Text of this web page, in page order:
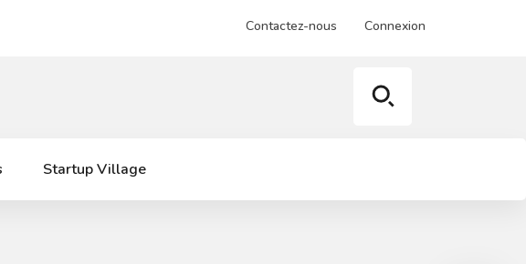
Contactez-nous Connexion
Startup Village